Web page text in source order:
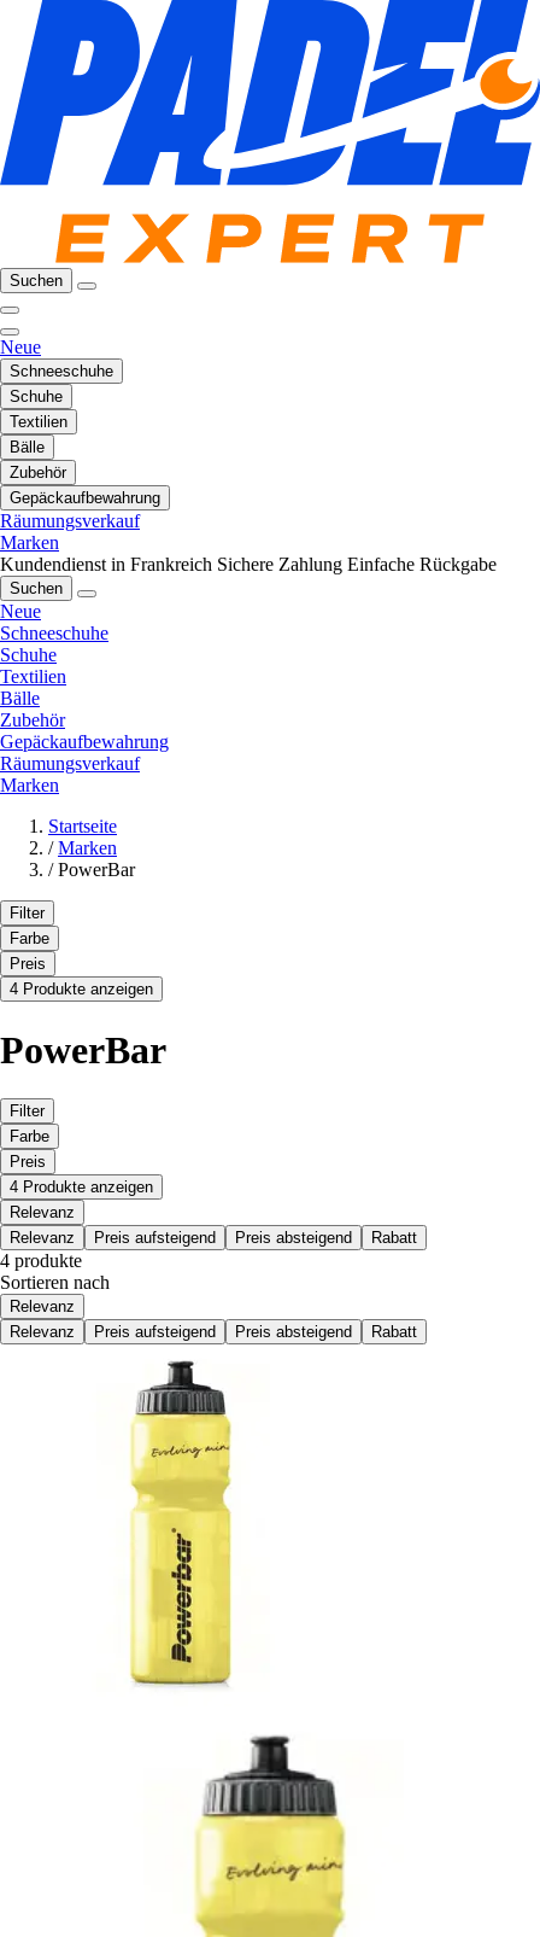
Suchen
Neue
Schneeschuhe
Schuhe
Textilien
Bälle
Zubehör
Gepäckaufbewahrung
Räumungsverkauf
Marken
Kundendienst in Frankreich Sichere Zahlung Einfache Rückgabe
Suchen
Neue
Schneeschuhe
Schuhe
Textilien
Bälle
Zubehör
Gepäckaufbewahrung
Räumungsverkauf
Marken
Startseite
/ Marken
/ PowerBar
Filter
Farbe
Preis
4 Produkte anzeigen
PowerBar
Filter
Farbe
Preis
4 Produkte anzeigen
Relevanz
Relevanz
Preis aufsteigend Preis absteigend Rabatt
4 produkte
Sortieren nach
Relevanz
Relevanz
Preis aufsteigend Preis absteigend Rabatt